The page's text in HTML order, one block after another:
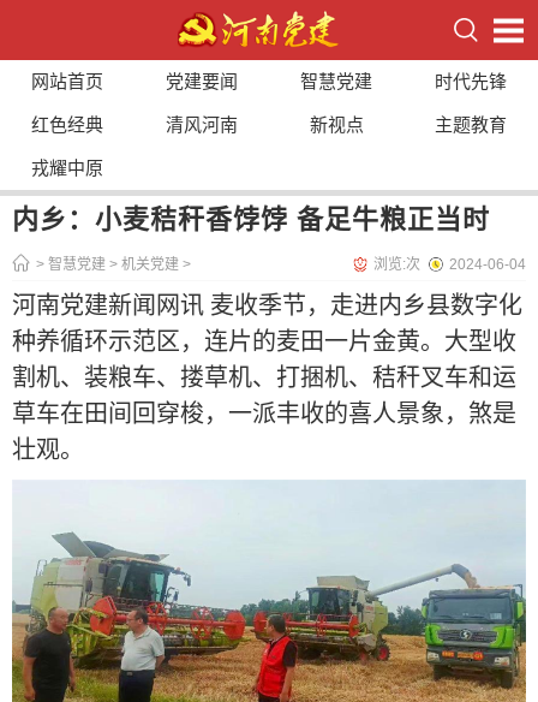
网站首页 党建要闻 智慧党建 时代先锋
红色经典 清风河南 新视点 主题教育
戎耀中原
内乡：小麦秸秆香饽饽 备足牛粮正当时
> 智慧党建 > 机关党建 > 2024-06-04
浏览:次
河南党建新闻网讯 麦收季节，走进内乡县数字化
种养循环示范区，连片的麦田一片金黄。大型收
割机、装粮车、搂草机、打捆机、秸秆叉车和运
草车在田间回穿梭，一派丰收的喜人景象，煞是
壮观。